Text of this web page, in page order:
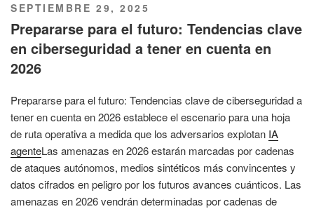
PUBLICADO
EL
SEPTIEMBRE 29, 2025
Prepararse para el futuro: Tendencias clave
en ciberseguridad a tener en cuenta en
2026
Prepararse para el futuro: Tendencias clave de ciberseguridad a
tener en cuenta en 2026 establece el escenario para una hoja
de ruta operativa a medida que los adversarios explotan IA
agenteLas amenazas en 2026 estarán marcadas por cadenas
de ataques autónomos, medios sintéticos más convincentes y
datos cifrados en peligro por los futuros avances cuánticos. Las
amenazas en 2026 vendrán determinadas por cadenas de